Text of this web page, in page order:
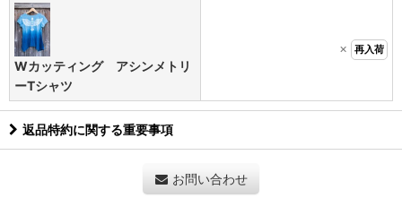
Wカッティング アシンメトリ
ーTシャツ
× 再入荷
返品特約に関する重要事項
お問い合わせ